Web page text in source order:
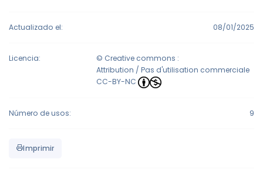
Actualizado el: 08/01/2025
Licencia:
© Creative commons :
Attribution / Pas d'utilisation commerciale
CC-BY-NC
Número de usos: 9
Imprimir